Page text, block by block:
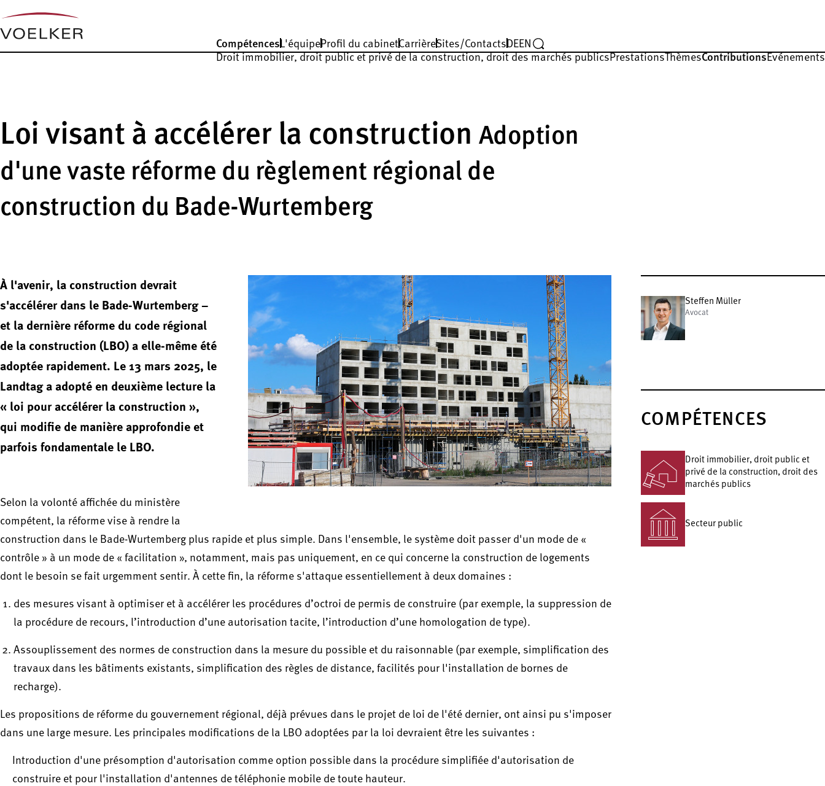
CompétencesL'équipeProfil du cabinetCarrièreSites/ContactsDEEN
Droit immobilier, droit public et privé de la construction, droit des marchés publicsPrestationsThèmesContributionsÉvénements
Loi visant à accélérer la construction Adoption
d'une vaste réforme du règlement régional de
construction du Bade-Wurtemberg
À l'avenir, la construction devrait
s'accélérer dans le Bade-Wurtemberg –
et la dernière réforme du code régional
de la construction (LBO) a elle-même été
adoptée rapidement. Le 13 mars 2025, le
Landtag a adopté en deuxième lecture la
« loi pour accélérer la construction »,
qui modifie de manière approfondie et
parfois fondamentale le LBO.
Selon la volonté affichée du ministère
compétent, la réforme vise à rendre la
construction dans le Bade-Wurtemberg plus rapide et plus simple. Dans l'ensemble, le système doit passer d'un mode de «
contrôle » à un mode de « facilitation », notamment, mais pas uniquement, en ce qui concerne la construction de logements
dont le besoin se fait urgemment sentir. À cette fin, la réforme s'attaque essentiellement à deux domaines :
des mesures visant à optimiser et à accélérer les procédures d’octroi de permis de construire (par exemple, la suppression de
la procédure de recours, l’introduction d’une autorisation tacite, l’introduction d’une homologation de type).
Assouplissement des normes de construction dans la mesure du possible et du raisonnable (par exemple, simplification des
travaux dans les bâtiments existants, simplification des règles de distance, facilités pour l'installation de bornes de
recharge).
Les propositions de réforme du gouvernement régional, déjà prévues dans le projet de loi de l'été dernier, ont ainsi pu s'imposer
dans une large mesure. Les principales modifications de la LBO adoptées par la loi devraient être les suivantes :
Introduction d'une présomption d'autorisation comme option possible dans la procédure simplifiée d'autorisation de
construire et pour l'installation d'antennes de téléphonie mobile de toute hauteur.
Steffen Müller
Avocat
COMPÉTENCES
Droit immobilier, droit public et
privé de la construction, droit des
marchés publics
Secteur public